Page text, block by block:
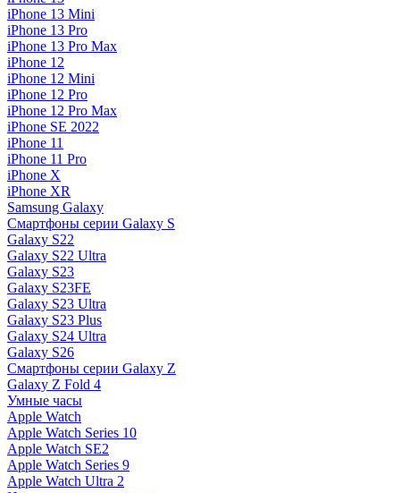
iPhone 13 Mini
iPhone 13 Pro
iPhone 13 Pro Max
iPhone 12
iPhone 12 Mini
iPhone 12 Pro
iPhone 12 Pro Max
iPhone SE 2022
iPhone 11
iPhone 11 Pro
iPhone X
iPhone XR
Samsung Galaxy
Смартфоны серии Galaxy S
Galaxy S22
Galaxy S22 Ultra
Galaxy S23
Galaxy S23FE
Galaxy S23 Ultra
Galaxy S23 Plus
Galaxy S24 Ultra
Galaxy S26
Смартфоны серии Galaxy Z
Galaxy Z Fold 4
Умные часы
Apple Watch
Apple Watch Series 10
Apple Watch SE2
Apple Watch Series 9
Apple Watch Ultra 2